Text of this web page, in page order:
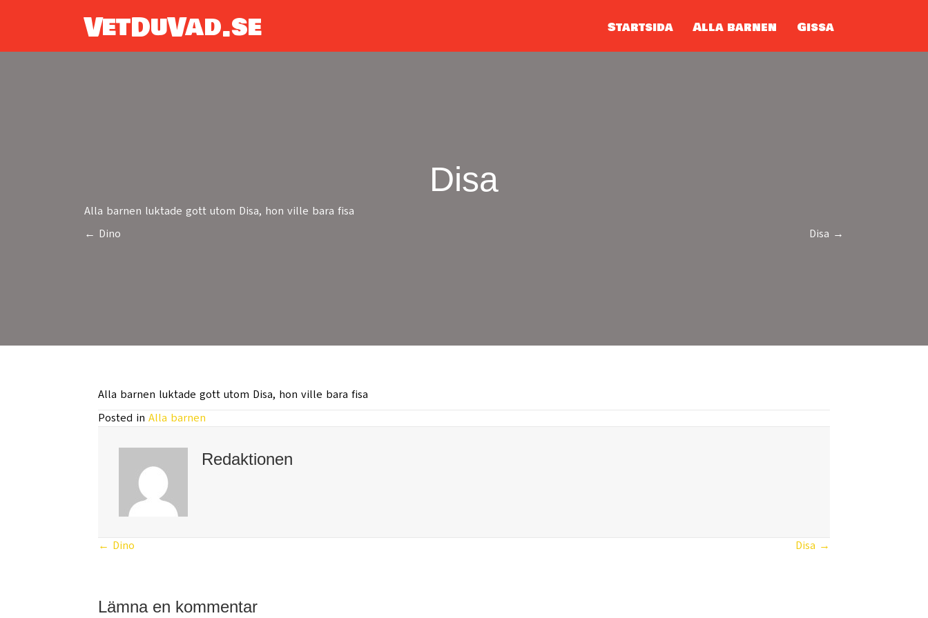
VetDuVad.se Startsida Alla barnen Gissa
Disa
Alla barnen luktade gott utom Disa, hon ville bara fisa
Posts
← Dino Disa →
Alla barnen luktade gott utom Disa, hon ville bara fisa
Posted in Alla barnen
Redaktionen
Posts
← Dino Disa →
Lämna en kommentar